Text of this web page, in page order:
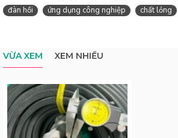
đàn hồi
ứng dụng công nghiệp chất lỏng
VỪA XEM XEM NHIỀU